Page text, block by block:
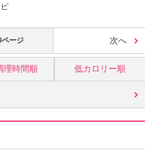
ページ 次へ
理時間順 低カロリー順